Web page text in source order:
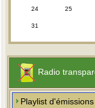
24 25
31
Radio
Playlist